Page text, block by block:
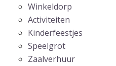
Winkeldorp
Activiteiten
Kinderfeestjes
Speelgrot
Zaalverhuur